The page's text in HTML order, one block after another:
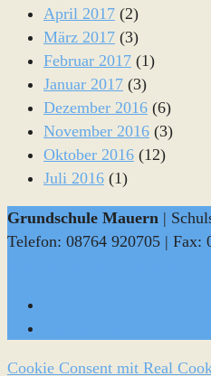
April 2017 (2)
März 2017 (3)
Februar 2017 (1)
Januar 2017 (3)
Dezember 2016 (6)
November 2016 (3)
Oktober 2016 (12)
Juli 2016 (1)
Grundschule Mauern |
Telefon: 08764 920705 | Fax:
Cookie Consent mit Real